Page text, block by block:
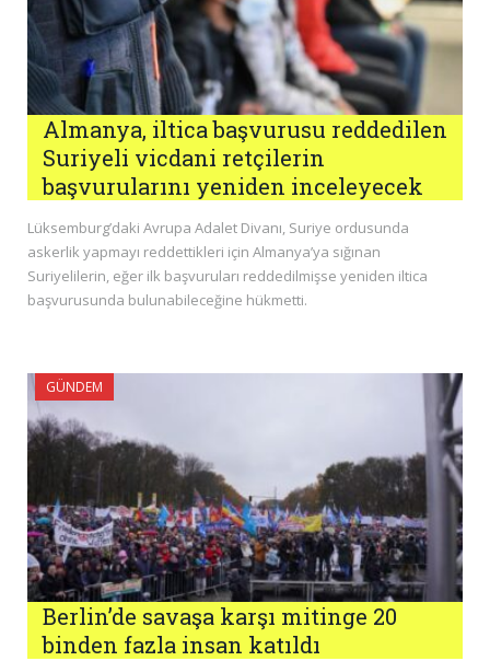
Almanya, iltica başvurusu reddedilen
Suriyeli vicdani retçilerin
başvurularını yeniden inceleyecek
Lüksemburg’daki Avrupa Adalet Divanı, Suriye ordusunda
askerlik yapmayı reddettikleri için Almanya’ya sığınan
Suriyelilerin, eğer ilk başvuruları reddedilmişse yeniden iltica
başvurusunda bulunabileceğine hükmetti.
GÜNDEM
Berlin’de savaşa karşı mitinge 20
binden fazla insan katıldı